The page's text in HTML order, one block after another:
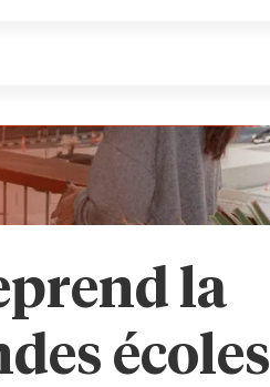
la
écoles